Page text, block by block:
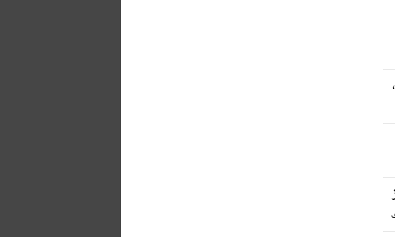
، سال سوم، شماره اول، بهار۱۳۷۴،